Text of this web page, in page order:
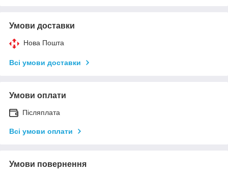
Умови доставки
Нова Пошта
Всі умови доставки
Умови оплати
Післяплата
Всі умови оплати
Умови повернення